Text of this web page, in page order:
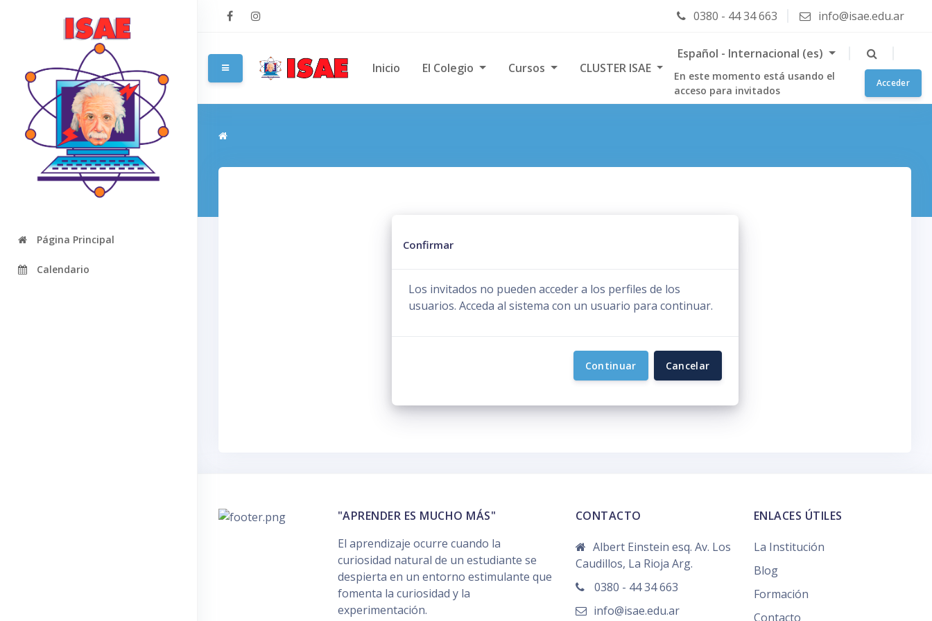
Salta al contenido principal
0380 - 44 34 663 info@isae.edu.ar
Panel lateral Inicio El Colegio Cursos CLUSTER ISAE
Español - Internacional ‎(es)‎
En este momento está usando el
acceso para invitados
Acceder
Página Principal
Calendario
Confirmar
Los invitados no pueden acceder a los perfiles de los
usuarios. Acceda al sistema con un usuario para continuar.
Continuar Cancelar
"APRENDER ES MUCHO MÁS"
El aprendizaje ocurre cuando la
curiosidad natural de un estudiante se
despierta en un entorno estimulante que
fomenta la curiosidad y la
experimentación.
CONTACTO
Albert Einstein esq. Av. Los
Caudillos, La Rioja Arg.
0380 - 44 34 663
info@isae.edu.ar
ENLACES ÚTILES
La Institución
Blog
Formación
Contacto